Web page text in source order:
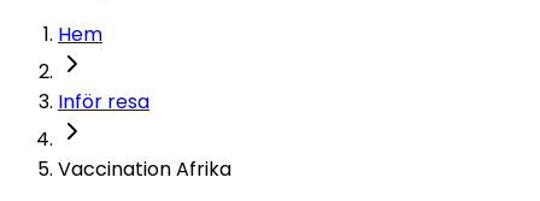
Hem
Inför resa
Vaccination Afrika